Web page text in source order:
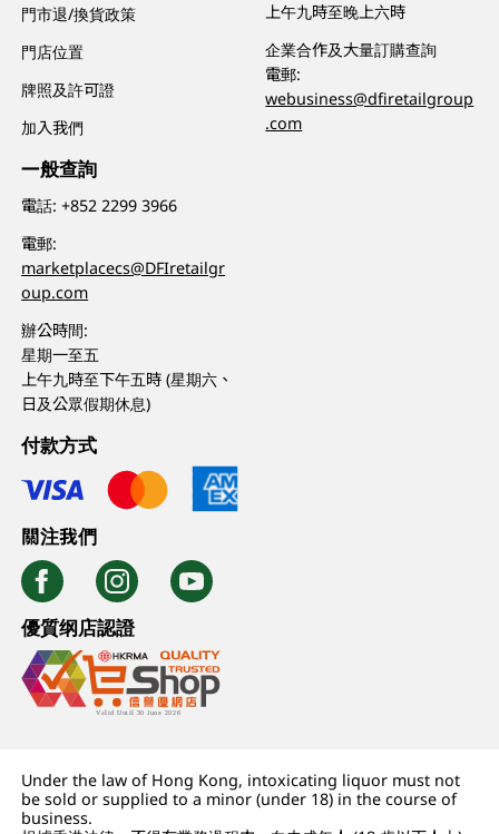
門市退/換貨政策
門店位置
牌照及許可證
加入我們
一般查詢
電話:+852 2299 3966
電郵:
marketplacecs@DFIretailgr
oup.com
辦公時間:
星期一至五
上午九時至下午五時 (星期六、
日及公眾假期休息)
上午九時至晚上六時
企業合作及大量訂購查詢
電郵:
webusiness@dfiretailgroup
.com
付款方式
關注我們
優質纲店認證
Under the law of Hong Kong, intoxicating liquor must not
be sold or supplied to a minor (under 18) in the course of
business.